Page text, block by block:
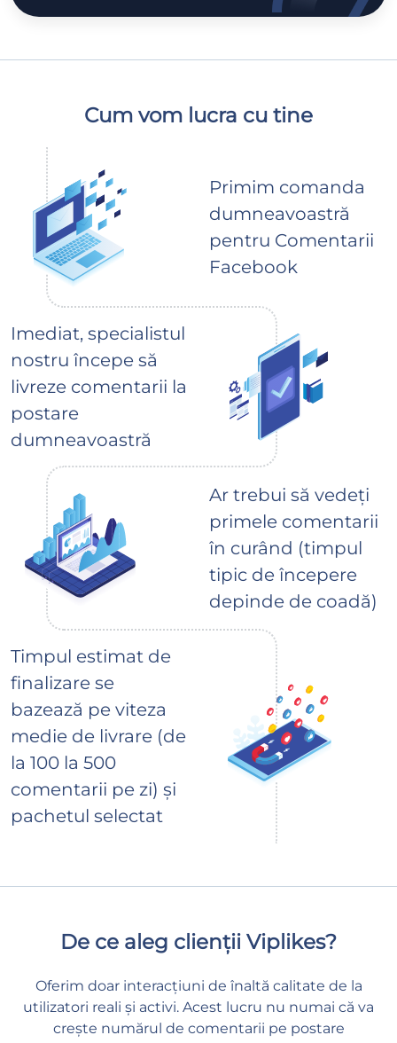
Cum vom lucra cu tine
Primim comanda
dumneavoastră
pentru Comentarii
Facebook
Imediat, specialistul
nostru începe să
livreze comentarii la
postare
dumneavoastră
Ar trebui să vedeți
primele comentarii
în curând (timpul
tipic de începere
depinde de coadă)
Timpul estimat de
finalizare se
bazează pe viteza
medie de livrare (de
la 100 la 500
comentarii pe zi) și
pachetul selectat
De ce aleg clienții Viplikes?
Oferim doar interacțiuni de înaltă calitate de la
utilizatori reali și activi. Acest lucru nu numai că va
crește numărul de comentarii pe postare